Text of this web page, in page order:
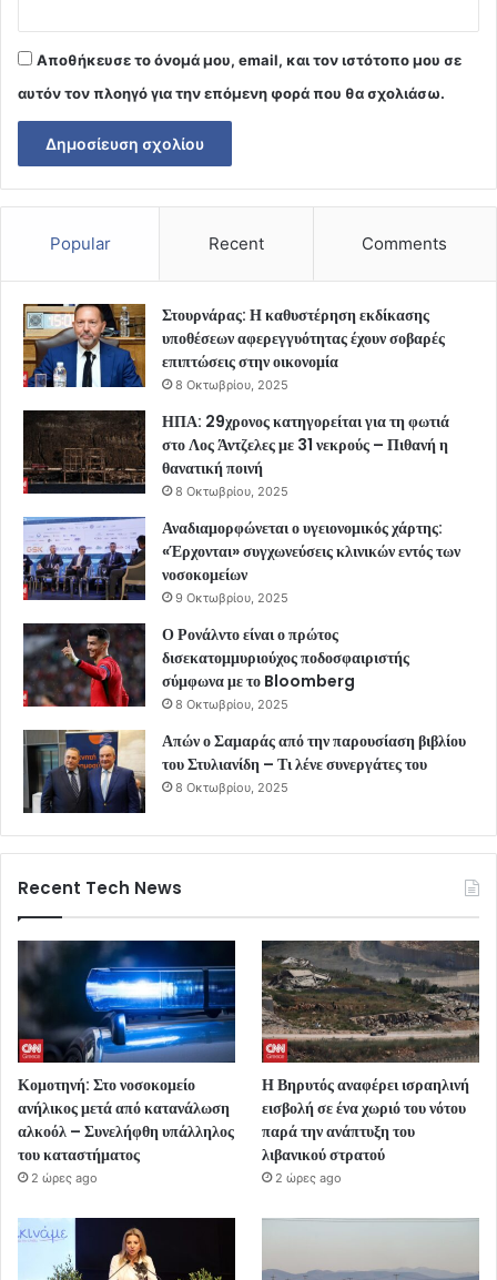
Αποθήκευσε το όνομά μου, email, και τον ιστότοπο μου σε
αυτόν τον πλοηγό για την επόμενη φορά που θα σχολιάσω.
Popular Recent Comments
Στουρνάρας: Η καθυστέρηση εκδίκασης
υποθέσεων αφερεγγυότητας έχουν σοβαρές
επιπτώσεις στην οικονομία
8 Οκτωβρίου, 2025
ΗΠΑ: 29χρονος κατηγορείται για τη φωτιά
στο Λος Άντζελες με 31 νεκρούς – Πιθανή η
θανατική ποινή
8 Οκτωβρίου, 2025
Αναδιαμορφώνεται ο υγειονομικός χάρτης:
«Έρχονται» συγχωνεύσεις κλινικών εντός των
νοσοκομείων
9 Οκτωβρίου, 2025
Ο Ρονάλντο είναι ο πρώτος
δισεκατομμυριούχος ποδοσφαιριστής
σύμφωνα με το Bloomberg
8 Οκτωβρίου, 2025
Απών ο Σαμαράς από την παρουσίαση βιβλίου
του Στυλιανίδη – Τι λένε συνεργάτες του
8 Οκτωβρίου, 2025
Recent Tech News
Κομοτηνή: Στο νοσοκομείο
ανήλικος μετά από κατανάλωση
αλκοόλ – Συνελήφθη υπάλληλος
του καταστήματος
2 ώρες ago
Η Βηρυτός αναφέρει ισραηλινή
εισβολή σε ένα χωριό του νότου
παρά την ανάπτυξη του
λιβανικού στρατού
2 ώρες ago